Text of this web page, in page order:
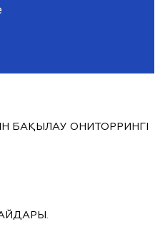
БАҚЫЛАУ ОНИТОРРИНГІ